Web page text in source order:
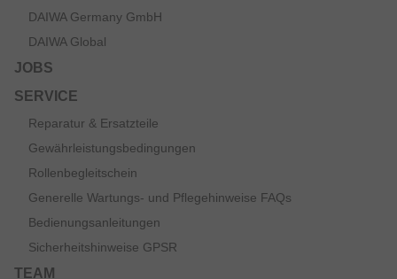
DAIWA Germany GmbH
DAIWA Global
JOBS
SERVICE
Reparatur & Ersatzteile
Gewährleistungsbedingungen
Rollenbegleitschein
Generelle Wartungs- und Pflegehinweise FAQs
Bedienungsanleitungen
Sicherheitshinweise GPSR
TEAM